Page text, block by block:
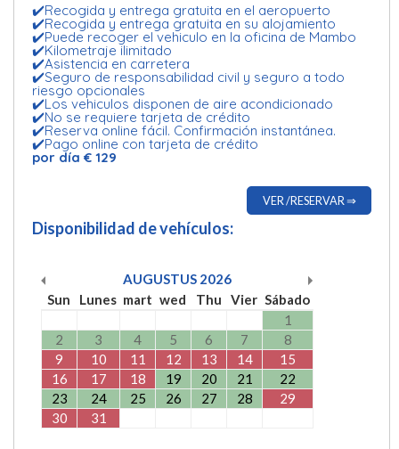
✔️Recogida y entrega gratuita en el aeropuerto
✔️Recogida y entrega gratuita en su alojamiento
✔️Puede recoger el vehiculo en la oficina de Mambo
✔️Kilometraje ilimitado
✔️Asistencia en carretera
✔️Seguro de responsabilidad civil y seguro a todo
riesgo opcionales
✔️Los vehiculos disponen de aire acondicionado
✔️No se requiere tarjeta de crédito
✔️Reserva online fácil. Confirmación instantánea.
✔️Pago online con tarjeta de crédito
por día € 129
VER /RESERVAR ⇒
Disponibilidad de vehículos:
AUGUSTUS 2026
Sun
Lunes mart wed Thu Vier Sábado
1
2
3 4 5 6 7
8
9
10 11 12 13 14
15
16
17 18 19 20 21
22
23
24 25 26 27 28
29
30
31